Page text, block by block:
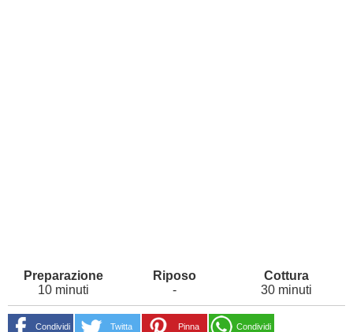
10 minuti - 30 minuti
Condividi Twitta Pinna Condividi